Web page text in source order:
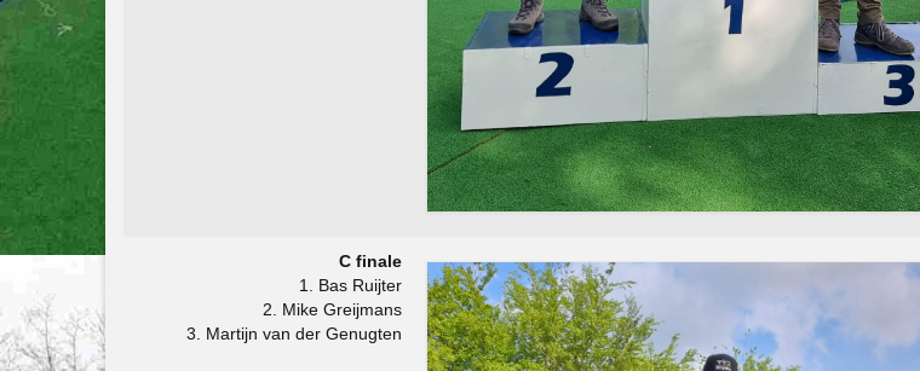
C finale
1. Bas Ruijter
2. Mike Greijmans
3. Martijn van der Genugten